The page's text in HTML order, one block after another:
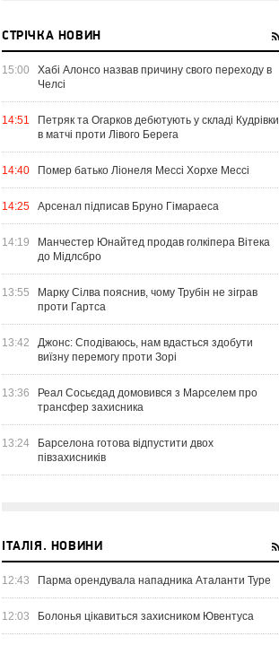
СТРІЧКА НОВИН
15:00
Хабі Алонсо назвав причину свого переходу в
Челсі
14:51
Петряк та Огарков дебютують у складі Кудрівки
в матчі проти Лівого Берега
14:40 Помер батько Ліонеля Мессі Хорхе Мессі
14:25 Арсенал підписав Бруно Гімараеса
14:19
Манчестер Юнайтед продав голкіпера Вітека
до Мідлсбро
13:55
Марку Сілва пояснив, чому Трубін не зіграв
проти Гартса
13:42
Джонс: Сподіваюсь, нам вдасться здобути
виїзну перемогу проти Зорі
13:36
Реал Сосьєдад домовився з Марселем про
трансфер захисника
13:24
Барселона готова відпустити двох
півзахисників
ІТАЛІЯ. НОВИНИ
12:43 Парма орендувала нападника Аталанти Туре
12:03 Болонья цікавиться захисником Ювентуса